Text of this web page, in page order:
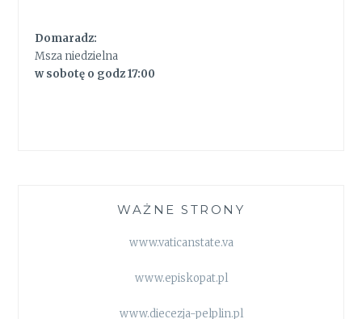
Domaradz:
Msza niedzielna
w sobotę o godz 17:00
WAŻNE STRONY
www.vaticanstate.va
www.episkopat.pl
www.diecezja-pelplin.pl